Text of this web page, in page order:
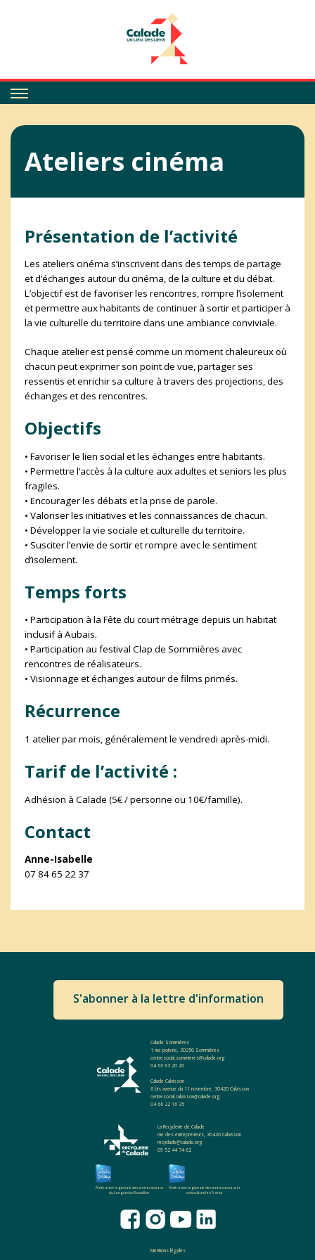
Calade
Ateliers cinéma
Présentation de l’activité
Les ateliers cinéma s’inscrivent dans des temps de partage
et d’échanges autour du cinéma, de la culture et du débat.
L’objectif est de favoriser les rencontres, rompre l’isolement
et permettre aux habitants de continuer à sortir et participer à
la vie culturelle du territoire dans une ambiance conviviale.
Chaque atelier est pensé comme un moment chaleureux où
chacun peut exprimer son point de vue, partager ses
ressentis et enrichir sa culture à travers des projections, des
échanges et des rencontres.
Objectifs
• Favoriser le lien social et les échanges entre habitants.
• Permettre l’accès à la culture aux adultes et seniors les plus
fragiles.
• Encourager les débats et la prise de parole.
• Valoriser les initiatives et les connaissances de chacun.
• Développer la vie sociale et culturelle du territoire.
• Susciter l’envie de sortir et rompre avec le sentiment
d’isolement.
Temps forts
• Participation à la Fête du court métrage depuis un habitat
inclusif à Aubais.
• Participation au festival Clap de Sommières avec
rencontres de réalisateurs.
• Visionnage et échanges autour de films primés.
Récurrence
1 atelier par mois, généralement le vendredi après-midi.
Tarif de l’activité :
Adhésion à Calade (5€ / personne ou 10€/famille).
Contact
Anne-Isabelle
07 84 65 22 37
S'abonner à la lettre d'information
Calade Sommières
1 rue poterie, 30250 Sommières
centresocial.sommieres@calade.org
04 66 93 20 20
Calade Calvisson
6 bis avenue du 11 novembre, 30420 Calvisson
centresocial.calvisson@calade.org
04 66 22 16 35
La Recyclerie de Calade
rue des entrepreneurs, 30420 Calvisson
recyclade@calade.org
09 52 44 74 62
Fédération regionale des centres sociaux
du Languedoc-Roussillon
Fédération regionale des centres sociaux et
socioculturel en France
Mentions légales